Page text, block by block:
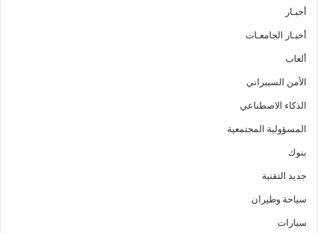
أخبـار
أخبـار الجامعـات
ألعاب
الأمن السيبراني
الذكاء الاصطناعي
المسؤولية المجتمعية
بنوك
جديد التقنية
سياحة وطيران
سيارات